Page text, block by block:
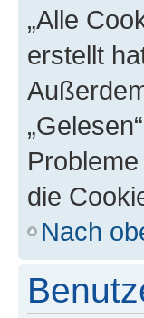
„Alle
erstellt
die
Nach